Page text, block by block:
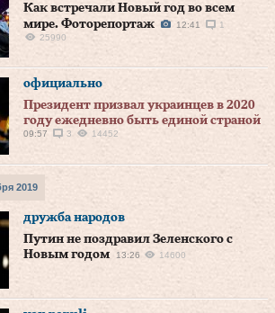
Как встречали Новый год во всем
мире. Фоторепортаж
12:41
1
25990
официально
Президент призвал украинцев в 2020
году ежедневно быть единой страной
09:57 3 14452
2019
дружба народов
Путин не поздравил Зеленского с
Новым годом
13:26 14600